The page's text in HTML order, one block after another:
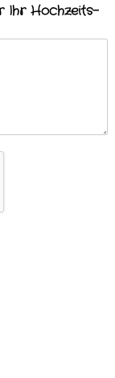
Ihr Hochzeits-